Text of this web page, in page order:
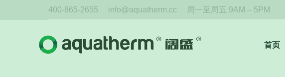
400-865-2655 info@aquatherm.cc 周一至周五 9AM – 5PM
首页